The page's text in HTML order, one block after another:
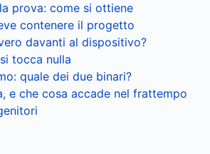
prova: come si ottiene
contenere il progetto
davanti al dispositivo?
tocca nulla
quale dei due binari?
e che cosa accade nel frattempo